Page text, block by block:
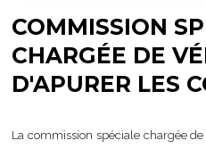
Travaux parlementaires
La Circonscription
COMMISSION
CHARGÉE DE
D'APURER LES
La commission spéciale chargée